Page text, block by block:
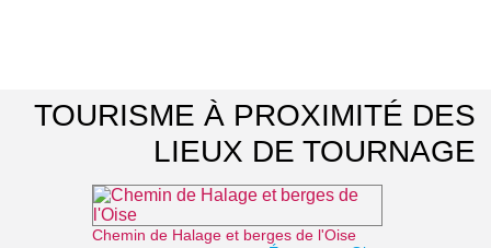
TOURISME À PROXIMITÉ DES
LIEUX DE TOURNAGE
Chemin de Halage et berges de l'Oise